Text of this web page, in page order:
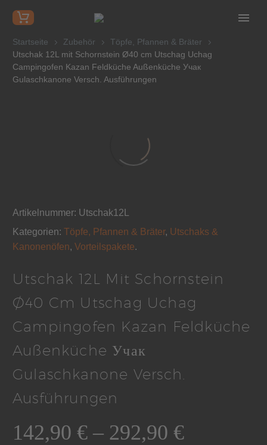
Startseite Zubehör
Töpfe, Pfannen & Bräter
Utschak 12L mit Schornstein Ø40 cm Utschag Uchag
Campingofen Kazan Feldküche Außenküche Учак
Gulaschkanone Versch. Ausführungen
Artikelnummer: Utschak12L
Kategorien: Töpfe, Pfannen & Bräter, Utschaks &
Kanonenöfen, Vorteilspakete.
Utschak 12L Mit Schornstein
Ø40 Cm Utschag Uchag
Campingofen Kazan Feldküche
Außenküche Учак
Gulaschkanone Versch.
Ausführungen
142,90 € – 292,90 €